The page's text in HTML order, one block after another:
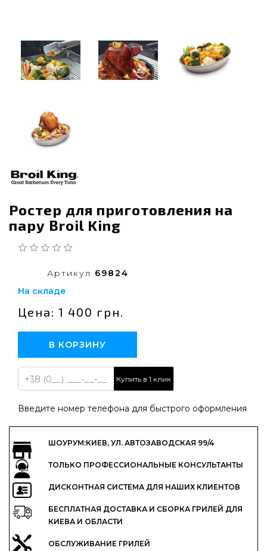
Ростер для приготовления на
пару Broil King
Артикул 69824
На складе
Цена: 1 400 грн.
В КОРЗИНУ
Купить в 1 клик
Введите номер телефона для быстрого оформления
ШОУРУМ:КИЕВ, УЛ. АВТОЗАВОДСКАЯ 99/4
ТОЛЬКО ПРОФЕССИОНАЛЬНЫЕ КОНСУЛЬТАНТЫ
ДИСКОНТНАЯ СИСТЕМА ДЛЯ НАШИХ КЛИЕНТОВ
БЕСПЛАТНАЯ ДОСТАВКА И СБОРКА ГРИЛЕЙ ДЛЯ
КИЕВА И ОБЛАСТИ
ОБСЛУЖИВАНИЕ ГРИЛЕЙ